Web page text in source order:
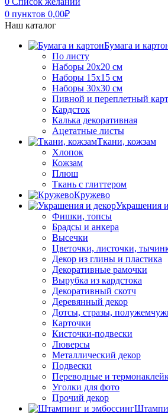
0 пунктов 0,00₽
Наш каталог
Бумага и
По листу
Наборы 20х20 см
Наборы 15х15 см
Наборы 30х30 см
Пивной и переплетный
Кардсток
Калька декоративная
Ацетатные листы
Ткани, кожзам
Хлопок
Кожзам
Плюш
Ткань с глиттером
Кружево
Украшения
Фишки, топсы
Брадсы и анкера
Высечки
Цветочки, листочки,
Декор из глины и пластика
Декоративные рамочки
Вырубка из кардстока
Декоративный скотч
Деревянный декор
Дотсы, стразы,
Карточки
Кисточки-подвески
Люверсы
Металлический декор
Подвески
Переводные и
Уголки для фото
Прочий декор